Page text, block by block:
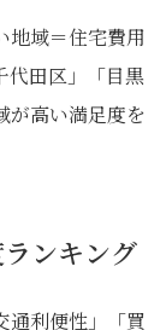
地域＝住宅費用
代田区」「目黒
が高い満足度を
ンキング
通利便性」「買